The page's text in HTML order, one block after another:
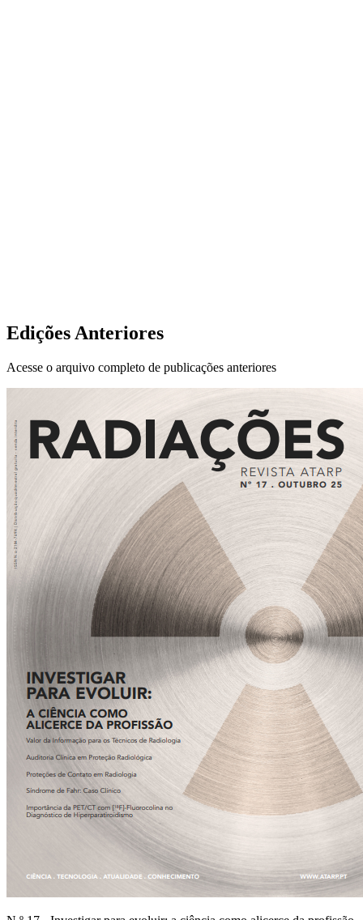
Edições Anteriores
Acesse o arquivo completo de publicações anteriores